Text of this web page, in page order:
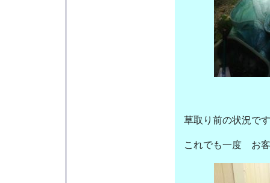
草取り前の状況で
これでも一度 お